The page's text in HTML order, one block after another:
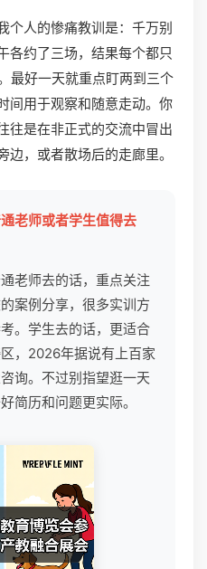
个人的惨痛教训是：千万别
各约了三场，结果每个都只
最好一天就重点盯两到三个
间用于观察和随意走动。你
往是在非正式的交流中冒出
，或者散场后的走廊里。
老师或者学生值得去
老师去的话，重点关注
案例分享，很多实训方
。学生去的话，更适合
，2026年据说有上百家
询。不过别指望逛一天
简历和问题更实际。